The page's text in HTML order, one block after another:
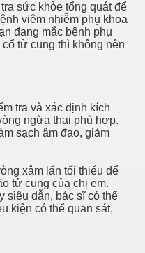
sức khỏe tổng quát để
viêm nhiễm phụ khoa
đang mắc bệnh phụ
tử cung thì không nên
tra và xác định kích
ngừa thai phù hợp.
sạch âm đạo, giảm
xâm lấn tối thiểu để
tử cung của chị em.
siêu dẫn, bác sĩ có thể
kiện có thể quan sát,